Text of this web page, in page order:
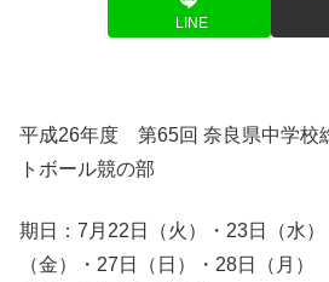
LINE
平成26年度 第65回 奈良県中学校
トボール競の部
期日：7月22日（火）・23日（水
（金）・27日（日）・28日（月）